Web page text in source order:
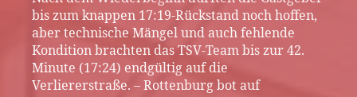
bis zum knappen 17:19-Rückstand noch hoffen,
aber technische Mängel und auch fehlende
Kondition brachten das TSV-Team bis zur 42.
Minute (17:24) endgültig auf die
Verliererstraße. – Rottenburg bot auf